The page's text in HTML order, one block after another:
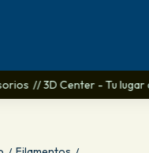
// 3D Center - Tu lugar